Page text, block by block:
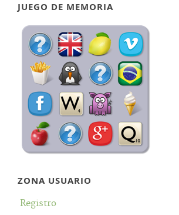
JUEGO DE MEMORIA
ZONA USUARIO
Registro